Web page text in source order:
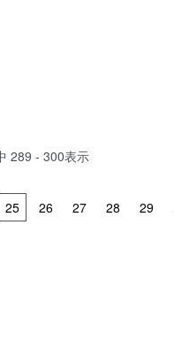
289 - 300表示
25 26 27 28 29